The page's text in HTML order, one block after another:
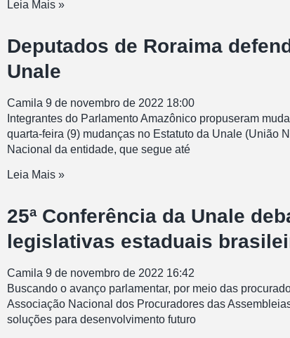
Leia Mais »
Deputados de Roraima
Unale
Camila 9 de novembro de 2022 18:00
Integrantes do Parlamento Amazônico propuseram
quarta-feira (9) mudanças no Estatuto da Unale (União
Nacional da entidade, que segue até
Leia Mais »
25ª Conferência da Unale
legislativas estaduais
Camila 9 de novembro de 2022 16:42
Buscando o avanço parlamentar, por meio das
Associação Nacional dos Procuradores das
soluções para desenvolvimento futuro